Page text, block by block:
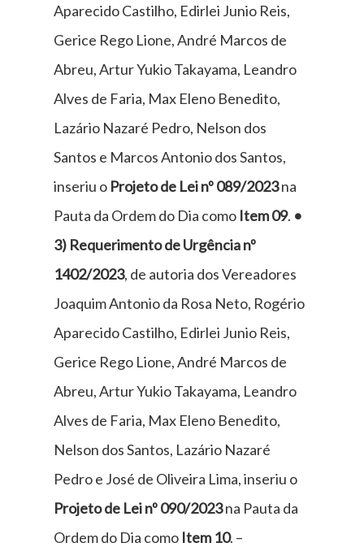
Aparecido Castilho, Edirlei Junio Reis,
Gerice Rego Lione, André Marcos de
Abreu, Artur Yukio Takayama, Leandro
Alves de Faria, Max Eleno Benedito,
Lazário Nazaré Pedro, Nelson dos
Santos e Marcos Antonio dos Santos,
inseriu o Projeto de Lei nº 089/2023na
Pauta da Ordem do Dia como Item 09. •
3) Requerimento de Urgência nº
1402/2023, de autoria dos Vereadores
Joaquim Antonio da Rosa Neto, Rogério
Aparecido Castilho, Edirlei Junio Reis,
Gerice Rego Lione, André Marcos de
Abreu, Artur Yukio Takayama, Leandro
Alves de Faria, Max Eleno Benedito,
Nelson dos Santos, Lazário Nazaré
Pedro e José de Oliveira Lima, inseriu o
Projeto de Lei nº 090/2023na Pauta da
Ordem do Dia como Item 10. –